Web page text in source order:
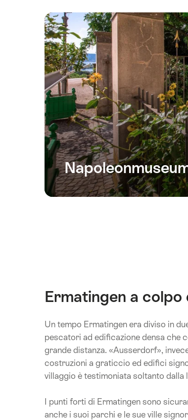
Ermatingen a colpo
Un tempo Ermatingen era diviso in
pescatori ad edificazione densa che
grande distanza. «Ausserdorf»,
costruzioni a graticcio ed edifici
villaggio è testimoniata soltanto dalla
I punti forti di Ermatingen sono
anche i suoi parchi e le sue ville